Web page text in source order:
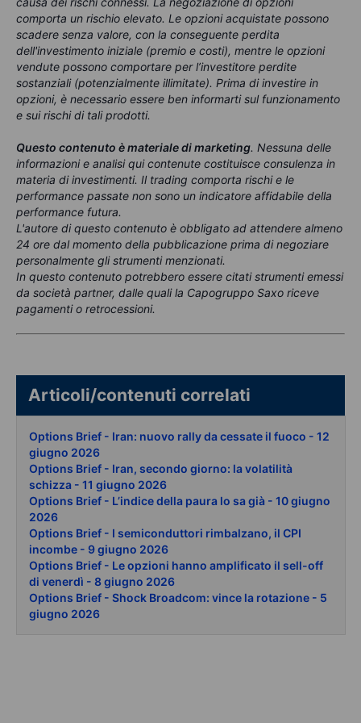
comporta un rischio elevato. Le opzioni acquistate possono
scadere senza valore, con la conseguente perdita
dell'investimento iniziale (premio e costi), mentre le opzioni
vendute possono comportare per l’investitore perdite
sostanziali (potenzialmente illimitate). Prima di investire in
opzioni, è necessario essere ben informarti sul funzionamento
e sui rischi di tali prodotti.
Questo contenuto è materiale di marketing. Nessuna delle
informazioni e analisi qui contenute costituisce consulenza in
materia di investimenti. Il trading comporta rischi e le
performance passate non sono un indicatore affidabile della
performance futura.
L'autore di questo contenuto è obbligato ad attendere almeno
24 ore dal momento della pubblicazione prima di negoziare
personalmente gli strumenti menzionati.
In questo contenuto potrebbero essere citati strumenti emessi
da società partner, dalle quali la Capogruppo Saxo riceve
pagamenti o retrocessioni.
Articoli/contenuti correlati
Options Brief - Iran: nuovo rally da cessate il fuoco - 12
giugno 2026
Options Brief - Iran, secondo giorno: la volatilità
schizza - 11 giugno 2026
Options Brief - L’indice della paura lo sa già - 10 giugno
2026
Options Brief - I semiconduttori rimbalzano, il CPI
incombe - 9 giugno 2026
Options Brief - Le opzioni hanno amplificato il sell-off
di venerdì - 8 giugno 2026
Options Brief - Shock Broadcom: vince la rotazione - 5
giugno 2026